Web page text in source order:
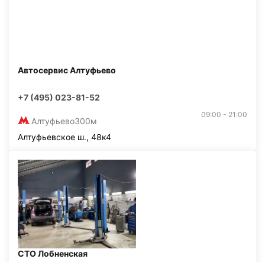
Автосервис Алтуфьево
+7 (495) 023-81-52
Алтуфьево300м
09:00 - 21:00
Алтуфьевское ш., 48к4
СТО Лобненская